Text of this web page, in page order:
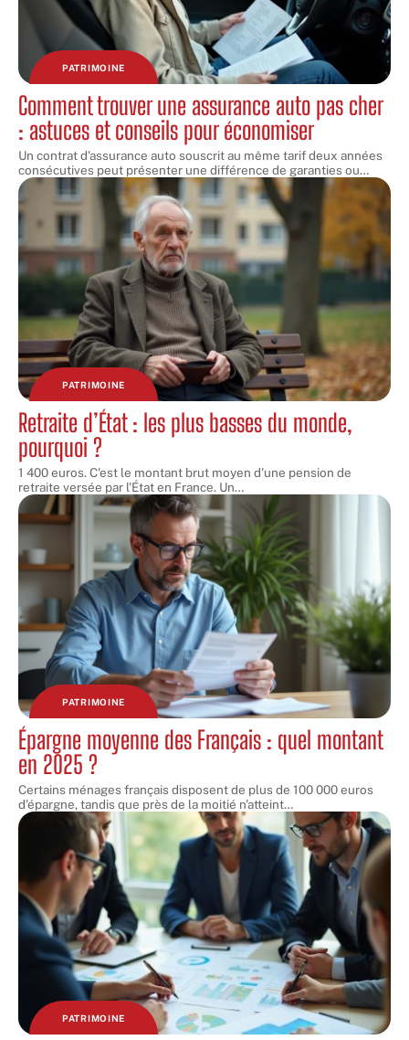
PATRIMOINE
Comment trouver une assurance auto pas cher
: astuces et conseils pour économiser
Un contrat d'assurance auto souscrit au même tarif deux années
consécutives peut présenter une différence de garanties ou…
PATRIMOINE
Retraite d’État : les plus basses du monde,
pourquoi ?
1 400 euros. C'est le montant brut moyen d'une pension de
retraite versée par l'État en France. Un…
PATRIMOINE
Épargne moyenne des Français : quel montant
en 2025 ?
Certains ménages français disposent de plus de 100 000 euros
d'épargne, tandis que près de la moitié n'atteint…
PATRIMOINE